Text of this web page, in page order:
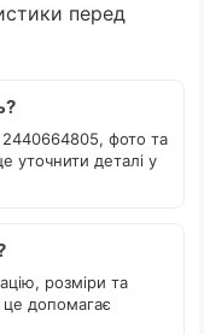
перед
2440664805, фото та
уточнити деталі у
розміри та
це допомагає